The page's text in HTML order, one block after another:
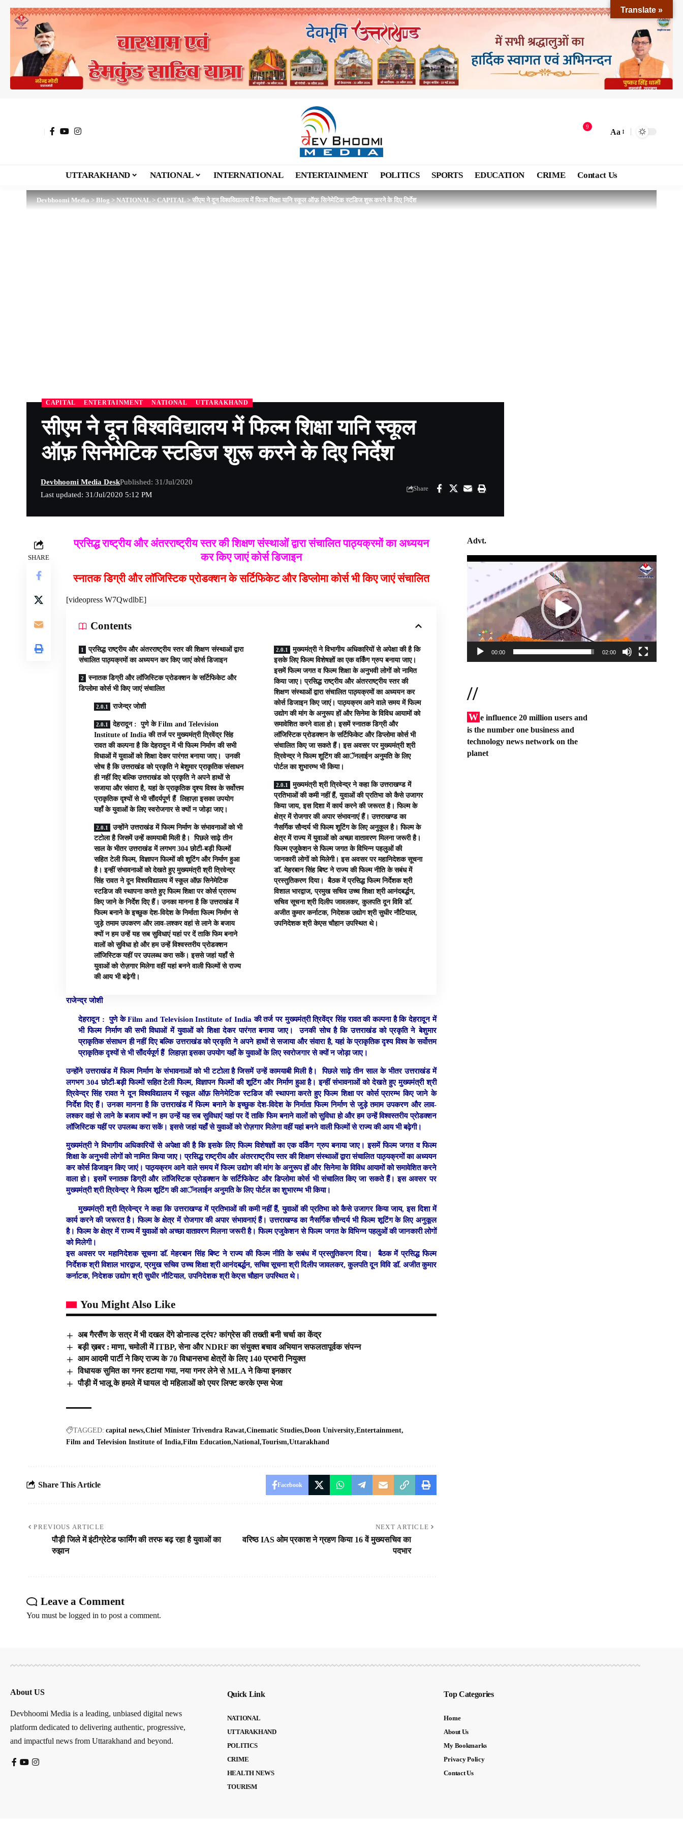
9
Aa
UTTARAKHAND NATIONAL INTERNATIONAL ENTERTAINMENT POLITICS SPORTS EDUCATION CRIME Contact Us
Devbhoomi Media>Blog>NATIONAL>CAPITAL>सीएम ने दून विश्वविद्यालय में फिल्म शिक्षा यानि स्कूल ऑफ़ सिनेमेटिक स्टडिज शुरू करने के दिए निर्देश
CAPITAL ENTERTAINMENT NATIONAL UTTARAKHAND
सीएम ने दून विश्वविद्यालय में फिल्म शिक्षा यानि स्कूल
ऑफ़ सिनेमेटिक स्टडिज शुरू करने के दिए निर्देश
Last updated: 31/Jul/2020 5:12 PM
Devbhoomi Media DeskPublished: 31/Jul/2020
Share
SHARE
प्रसिद्ध राष्ट्रीय और अंतरराष्ट्रीय स्तर की शिक्षण संस्थाओं द्वारा संचालित पाठ्यक्रमों का अध्ययन
कर किए जाएं कोर्स डिजाइन
स्नातक डिग्री और लाॅजिस्टिक प्रोडक्शन के सर्टिफिकेट और डिप्लोमा कोर्स भी किए जाएं संचालित
[videopress W7QwdlbE]
Contents
प्रसिद्ध राष्ट्रीय और अंतरराष्ट्रीय स्तर की शिक्षण संस्थाओं द्वारा
संचालित पाठ्यक्रमों का अध्ययन कर किए जाएं कोर्स डिजाइन
स्नातक डिग्री और लाॅजिस्टिक प्रोडक्शन के सर्टिफिकेट और
डिप्लोमा कोर्स भी किए जाएं संचालित
राजेन्द्र जोशी
देहरादून : पुणे के Film and Television
Institute of India की तर्ज पर मुख्यमंत्री त्रिवेंद्र सिंह
रावत की कल्पना है कि देहरादून में भी फिल्म निर्माण की सभी
विधाओं में युवाओं को शिक्षा देकर पारंगत बनाया जाए। उनकी
सोच है कि उत्तराखंड को प्रकृति ने बेशुमार प्राकृतिक संसाधन
ही नहीं दिए बल्कि उत्तराखंड को प्रकृति ने अपने हाथों से
सजाया और संवारा है, यहां के प्राकृतिक दृश्य विश्व के सर्वोत्तम
प्राकृतिक दृश्यों से भी सौंदर्यपूर्ण हैं लिहाज़ा इसका उपयोग
यहाँ के युवाओं के लिए स्वरोजगार से क्यों न जोड़ा जाए।
उन्होंने उत्तराखंड में फिल्म निर्माण के संभावनाओं को भी
टटोला है जिसमें उन्हें कामयाबी मिली है। पिछले साढ़े तीन
साल के भीतर उत्तराखंड में लगभग 304 छोटी-बड़ी फिल्मों
सहित टेली फिल्म, विज्ञापन फिल्मों की शूटिंग और निर्माण हुआ
है। इन्हीं संभावनाओं को देखते हुए मुख्यमंत्री श्री त्रिवेन्द्र
सिंह रावत ने दून विश्वविद्यालय में स्कूल ऑफ़ सिनेमेटिक
स्टडिज की स्थापना करते हुए फिल्म शिक्षा पर कोर्स प्रारम्भ
किए जाने के निर्देश दिए हैं। उनका मानना है कि उत्तराखंड में
फिल्म बनाने के इच्छुक देश-विदेश के निर्माता फिल्म निर्माण से
जुड़े तमाम उपकरण और लाव-लश्कर वहां से लाने के बजाय
क्यों न हम उन्हें यह सब सुविधाएं यहां पर दें ताकि फिम बनाने
वालों को सुविधा हो और हम उन्हें विश्वस्तरीय प्रोडक्शन
लाॅजिस्टिक यहीं पर उपलब्ध करा सकें। इससे जहां यहाँ से
युवाओं को रोज़गार मिलेगा वहीं यहां बनने वाली फिल्मों से राज्य
की आय भी बढ़ेगी।
मुख्यमंत्री ने विभागीय अधिकारियों से अपेक्षा की है कि
इसके लिए फिल्म विशेषज्ञों का एक वर्किंग ग्रुप बनाया जाए।
इसमें फिल्म जगत व फिल्म शिक्षा के अनुभवी लोगों को नामित
किया जाए। प्रसिद्ध राष्ट्रीय और अंतरराष्ट्रीय स्तर की
शिक्षण संस्थाओं द्वारा संचालित पाठ्यक्रमों का अध्ययन कर
कोर्स डिजाइन किए जाएं। पाठ्यक्रम आने वाले समय में फिल्म
उद्योग की मांग के अनुरूप हों और सिनेमा के विविध आयामों को
समावेशित करने वाला हो। इसमें स्नातक डिग्री और
लाॅजिस्टिक प्रोडक्शन के सर्टिफिकेट और डिप्लोमा कोर्स भी
संचालित किए जा सकते हैं। इस अवसर पर मुख्यमंत्री श्री
त्रिवेन्द्र ने फिल्म शूटिंग की आॅनलाईन अनुमति के लिए
पोर्टल का शुभारम्भ भी किया।
मुख्यमंत्री श्री त्रिवेन्द्र ने कहा कि उत्तराखण्ड में
प्रतिभाओं की कमी नहीं हैं, युवाओं की प्रतिभा को कैसे उजागर
किया जाय, इस दिशा में कार्य करने की जरूरत है। फिल्म के
क्षेत्र में रोजगार की अपार संभावनाएं हैं। उत्तराखण्ड का
नैसर्गिक सौन्दर्य भी फिल्म शूटिंग के लिए अनुकूल है। फिल्म के
क्षेत्र में राज्य में युवाओं को अच्छा वातावरण मिलना जरूरी है।
फिल्म एजुकेशन से फिल्म जगत के विभिन्न पहलुओं की
जानकारी लोगों को मिलेगी। इस अवसर पर महानिदेशक सूचना
डाॅ. मेहरबान सिंह बिष्ट ने राज्य की फिल्म नीति के सबंध में
प्रस्तुतिकरण दिया। बैठक में प्रसिद्ध फिल्म निर्देशक श्री
विशाल भारद्वाज, प्रमुख सचिव उच्च शिक्षा श्री आनंदबर्द्धन,
सचिव सूचना श्री दिलीप जावलकर, कुलपति दून विवि डाॅ.
अजीत कुमार कर्नाटक, निदेशक उद्योग श्री सुधीर नौटियाल,
उपनिदेशक श्री केएस चौहान उपस्थित थे।
राजेन्द्र जोशी
देहरादून : पुणे के Film and Television Institute of India की तर्ज पर मुख्यमंत्री त्रिवेंद्र सिंह रावत की कल्पना है कि देहरादून में
भी फिल्म निर्माण की सभी विधाओं में युवाओं को शिक्षा देकर पारंगत बनाया जाए। उनकी सोच है कि उत्तराखंड को प्रकृति ने बेशुमार
प्राकृतिक संसाधन ही नहीं दिए बल्कि उत्तराखंड को प्रकृति ने अपने हाथों से सजाया और संवारा है, यहां के प्राकृतिक दृश्य विश्व के सर्वोत्तम
प्राकृतिक दृश्यों से भी सौंदर्यपूर्ण हैं लिहाज़ा इसका उपयोग यहाँ के युवाओं के लिए स्वरोजगार से क्यों न जोड़ा जाए।
उन्होंने उत्तराखंड में फिल्म निर्माण के संभावनाओं को भी टटोला है जिसमें उन्हें कामयाबी मिली है। पिछले साढ़े तीन साल के भीतर उत्तराखंड में
लगभग 304 छोटी-बड़ी फिल्मों सहित टेली फिल्म, विज्ञापन फिल्मों की शूटिंग और निर्माण हुआ है। इन्हीं संभावनाओं को देखते हुए मुख्यमंत्री श्री
त्रिवेन्द्र सिंह रावत ने दून विश्वविद्यालय में स्कूल ऑफ़ सिनेमेटिक स्टडिज की स्थापना करते हुए फिल्म शिक्षा पर कोर्स प्रारम्भ किए जाने के
निर्देश दिए हैं। उनका मानना है कि उत्तराखंड में फिल्म बनाने के इच्छुक देश-विदेश के निर्माता फिल्म निर्माण से जुड़े तमाम उपकरण और लाव-
लश्कर वहां से लाने के बजाय क्यों न हम उन्हें यह सब सुविधाएं यहां पर दें ताकि फिम बनाने वालों को सुविधा हो और हम उन्हें विश्वस्तरीय प्रोडक्शन
लाॅजिस्टिक यहीं पर उपलब्ध करा सकें। इससे जहां यहाँ से युवाओं को रोज़गार मिलेगा वहीं यहां बनने वाली फिल्मों से राज्य की आय भी बढ़ेगी।
मुख्यमंत्री ने विभागीय अधिकारियों से अपेक्षा की है कि इसके लिए फिल्म विशेषज्ञों का एक वर्किंग ग्रुप बनाया जाए। इसमें फिल्म जगत व फिल्म
शिक्षा के अनुभवी लोगों को नामित किया जाए। प्रसिद्ध राष्ट्रीय और अंतरराष्ट्रीय स्तर की शिक्षण संस्थाओं द्वारा संचालित पाठ्यक्रमों का अध्ययन
कर कोर्स डिजाइन किए जाएं। पाठ्यक्रम आने वाले समय में फिल्म उद्योग की मांग के अनुरूप हों और सिनेमा के विविध आयामों को समावेशित करने
वाला हो। इसमें स्नातक डिग्री और लाॅजिस्टिक प्रोडक्शन के सर्टिफिकेट और डिप्लोमा कोर्स भी संचालित किए जा सकते हैं। इस अवसर पर
मुख्यमंत्री श्री त्रिवेन्द्र ने फिल्म शूटिंग की आॅनलाईन अनुमति के लिए पोर्टल का शुभारम्भ भी किया।
मुख्यमंत्री श्री त्रिवेन्द्र ने कहा कि उत्तराखण्ड में प्रतिभाओं की कमी नहीं हैं, युवाओं की प्रतिभा को कैसे उजागर किया जाय, इस दिशा में
कार्य करने की जरूरत है। फिल्म के क्षेत्र में रोजगार की अपार संभावनाएं हैं। उत्तराखण्ड का नैसर्गिक सौन्दर्य भी फिल्म शूटिंग के लिए अनुकूल
है। फिल्म के क्षेत्र में राज्य में युवाओं को अच्छा वातावरण मिलना जरूरी है। फिल्म एजुकेशन से फिल्म जगत के विभिन्न पहलुओं की जानकारी लोगों
को मिलेगी।
इस अवसर पर महानिदेशक सूचना डाॅ. मेहरबान सिंह बिष्ट ने राज्य की फिल्म नीति के सबंध में प्रस्तुतिकरण दिया। बैठक में प्रसिद्ध फिल्म
निर्देशक श्री विशाल भारद्वाज, प्रमुख सचिव उच्च शिक्षा श्री आनंदबर्द्धन, सचिव सूचना श्री दिलीप जावलकर, कुलपति दून विवि डाॅ. अजीत कुमार
कर्नाटक, निदेशक उद्योग श्री सुधीर नौटियाल, उपनिदेशक श्री केएस चौहान उपस्थित थे।
You Might Also Like
अब गैरसैंण के सत्र में भी दखल देंगे डोनाल्ड ट्रंप? कांग्रेस की तख्ती बनी चर्चा का केंद्र
बड़ी ख़बर : माणा, चमोली में ITBP, सेना और NDRF का संयुक्त बचाव अभियान सफलतापूर्वक संपन्न
आम आदमी पार्टी ने किए राज्य के 70 विधानसभा क्षेत्रों के लिए 140 प्रभारी नियुक्त
विधायक सुमित का गनर हटाया गया, नया गनर लेने से MLA ने किया इनकार
पौड़ी में भालू के हमले में घायल दो महिलाओं को एयर लिफ्ट करके एम्स भेजा
TAGGED: capital news Chief Minister Trivendra Rawat Cinematic Studies Doon University Entertainment
Film and Television Institute of India Film Education National Tourism Uttarakhand
Share This Article Facebook
PREVIOUS ARTICLE
पौड़ी जिले में इंटीग्रेटेड फार्मिंग की तरफ बढ़ रहा है युवाओं का
रुझान
NEXT ARTICLE
वरिष्ठ IAS ओम प्रकाश ने ग्रहण किया 16 वें मुख्यसचिव का
पदभार
Leave a Comment
You must be logged in to post a comment.
Advt.
Video
00:00 02:00
//
W e influence 20 million users and
is the number one business and
technology news network on the
planet
About US
Devbhoomi Media is a leading, unbiased digital news
platform dedicated to delivering authentic, progressive,
and impactful news from Uttarakhand and beyond.
Quick Link
NATIONAL
UTTARAKHAND
POLITICS
CRIME
HEALTH NEWS
TOURISM
Top Categories
Home
About Us
My Bookmarks
Privacy Policy
Contact Us
Translate »